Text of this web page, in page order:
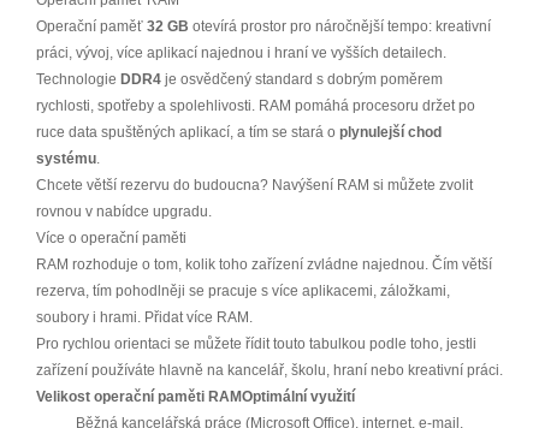
Operační paměť 32 GB otevírá prostor pro náročnější tempo: kreativní
práci, vývoj, více aplikací najednou i hraní ve vyšších detailech.
Technologie DDR4 je osvědčený standard s dobrým poměrem
rychlosti, spotřeby a spolehlivosti. RAM pomáhá procesoru držet po
ruce data spuštěných aplikací, a tím se stará o plynulejší chod
systému.
Chcete větší rezervu do budoucna? Navýšení RAM si můžete zvolit
rovnou v nabídce upgradu.
Více o operační paměti
RAM rozhoduje o tom, kolik toho zařízení zvládne najednou. Čím větší
rezerva, tím pohodlněji se pracuje s více aplikacemi, záložkami,
soubory i hrami. Přidat více RAM.
Pro rychlou orientaci se můžete řídit touto tabulkou podle toho, jestli
zařízení používáte hlavně na kancelář, školu, hraní nebo kreativní práci.
Velikost operační paměti RAMOptimální využití
Běžná kancelářská práce (Microsoft Office), internet, e-mail,